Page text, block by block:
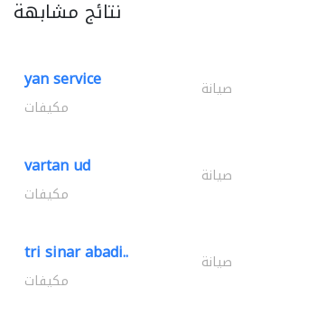
نتائج مشابهة
yan service صيانة
مكيفات
vartan ud صيانة
مكيفات
tri sinar abadi.. صيانة
مكيفات